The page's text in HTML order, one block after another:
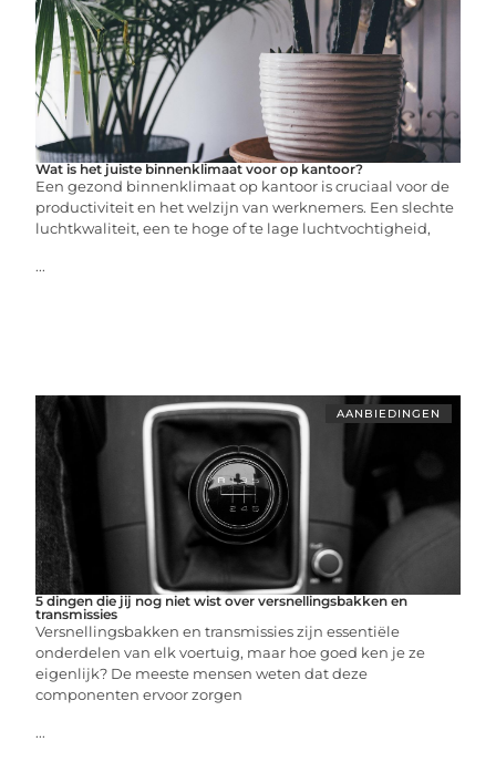
Wat is het juiste binnenklimaat voor op kantoor?
Een gezond binnenklimaat op kantoor is cruciaal voor de
productiviteit en het welzijn van werknemers. Een slechte
luchtkwaliteit, een te hoge of te lage luchtvochtigheid,
...
AANBIEDINGEN
5 dingen die jij nog niet wist over versnellingsbakken en
transmissies
Versnellingsbakken en transmissies zijn essentiële
onderdelen van elk voertuig, maar hoe goed ken je ze
eigenlijk? De meeste mensen weten dat deze
componenten ervoor zorgen
...